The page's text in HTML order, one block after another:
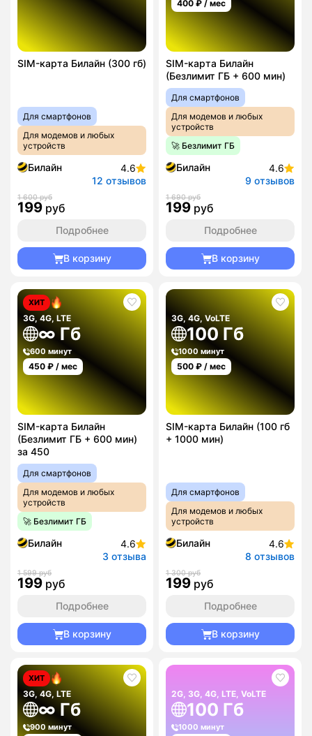
SIM-карта Билайн (300 гб)
Для смартфонов
Для модемов и любых
устройств
Билайн
4.6
12 отзывов
1 600 руб
199 руб
Подробнее
В корзину
400 ₽ / мес
SIM-карта Билайн
(Безлимит ГБ + 600 мин)
Для смартфонов
Для модемов и любых
устройств
🚀 Безлимит ГБ
Билайн
4.6
9 отзывов
1 690 руб
199 руб
Подробнее
В корзину
ХИТ
3G, 4G, LTE
∞ Гб
600 минут
450 ₽ / мес
SIM-карта Билайн
(Безлимит ГБ + 600 мин)
за 450
Для смартфонов
Для модемов и любых
устройств
🚀 Безлимит ГБ
Билайн
4.6
3 отзыва
1 599 руб
199 руб
Подробнее
В корзину
3G, 4G, VoLTE
100 Гб
1000 минут
500 ₽ / мес
SIM-карта Билайн (100 гб
+ 1000 мин)
Для смартфонов
Для модемов и любых
устройств
Билайн
4.6
8 отзывов
1 300 руб
199 руб
Подробнее
В корзину
ХИТ
3G, 4G, LTE
∞ Гб
900 минут
2G, 3G, 4G, LTE, VoLTE
100 Гб
1000 минут